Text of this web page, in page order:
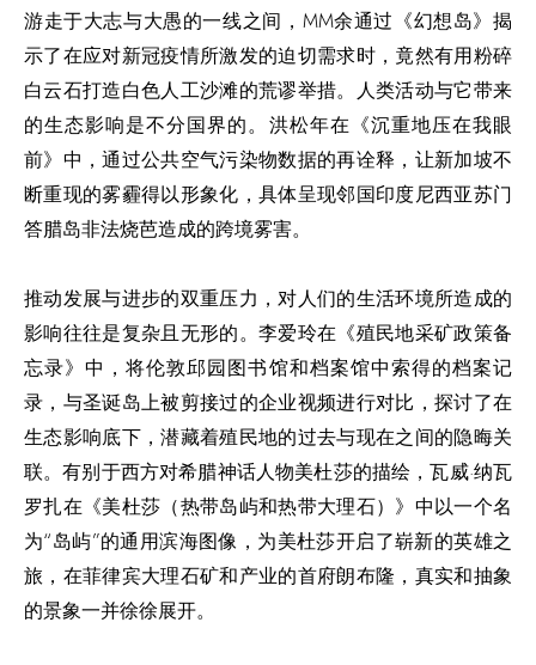
游走于大志与大愚的一线之间， MM余通过《幻想岛》揭
示了在应对新冠疫情所激发的迫切需求时，竟然有用粉碎
白云石打造白色人工沙滩的荒谬举措。人类活动与它带来
的生态影响是不分国界的。洪松年在《沉重地压在我眼
前》中，通过公共空气污染物数据的再诠释 ，让新加坡不
断重现的雾霾得以形象化，具体呈现邻国印度尼西亚苏门
答腊岛非法烧芭造成的跨境雾害。
推动发展与进步的双重压力，对人们的生活环境所造成的
影响往往是复杂且无形的。李爱玲在《殖民地采矿政策备
忘录》中，将伦敦邱园图书馆和档案馆中索得的档案记
录，与圣诞岛上被剪接过的企业视频进行对比，探讨了在
生态影响底下，潜藏着殖民地的过去与现在之间的隐晦关
联。有别于西方对希腊神话人物美杜莎的描绘，瓦威·纳瓦
罗扎在《美杜莎（热带岛屿和热带大理石）》中以一个名
为“岛屿”的通用滨海图像，为美杜莎开启了崭新的英雄之
旅，在菲律宾大理石矿和产业的首府朗布隆，真实和抽象
的景象一并徐徐展开。